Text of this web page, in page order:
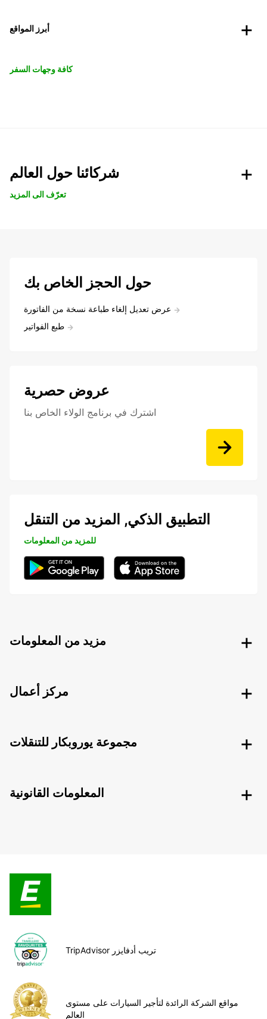
أبرز المواقع
كافة وجهات السفر
شركائنا حول العالم
تعرّف الى المزيد
حول الحجز الخاص بك
عرض تعديل إلغاء طباعة نسخة من الفاتورة
طبع الفواتير
عروض حصرية
اشترك في برنامج الولاء الخاص بنا
التطبيق الذكي, المزيد من التنقل
للمزيد من المعلومات
مزيد من المعلومات
مركز أعمال
مجموعة يوروبكار للتنقلات
المعلومات القانونية
TripAdvisor تريب أدفايزر
مواقع الشركة الرائدة لتأجير السيارات على مستوى
العالم